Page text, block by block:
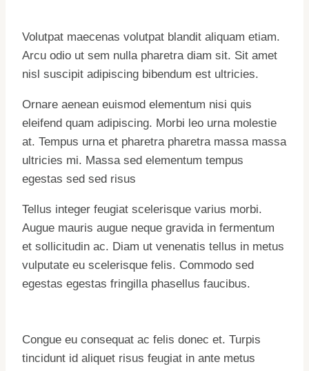
Volutpat maecenas volutpat blandit aliquam etiam.
Arcu odio ut sem nulla pharetra diam sit. Sit amet
nisl suscipit adipiscing bibendum est ultricies.
Ornare aenean euismod elementum nisi quis
eleifend quam adipiscing. Morbi leo urna molestie
at. Tempus urna et pharetra pharetra massa massa
ultricies mi. Massa sed elementum tempus
egestas sed sed risus
Tellus integer feugiat scelerisque varius morbi.
Augue mauris augue neque gravida in fermentum
et sollicitudin ac. Diam ut venenatis tellus in metus
vulputate eu scelerisque felis. Commodo sed
egestas egestas fringilla phasellus faucibus.
Congue eu consequat ac felis donec et. Turpis
tincidunt id aliquet risus feugiat in ante metus